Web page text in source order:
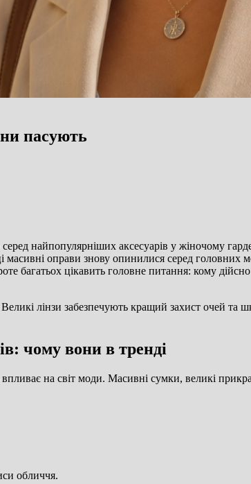
пасують
найпопулярніших аксесуарів у жіночому
масивні оправи знову опинилися серед
багатьох цікавить головне питання: кому
лінзи забезпечують кращий захист очей
чому вони в тренді
впливає на світ моди. Масивні сумки, великі
обличчя.